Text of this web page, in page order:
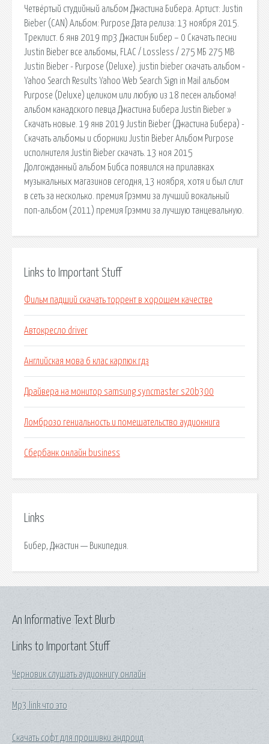
Четвёртый студийный альбом Джастина Бибера. Артист: Justin
Bieber (CAN) Альбом: Purpose Дата релиза: 13 ноября 2015.
Треклист. 6 янв 2019 mp3 Джастин Бибер – 0 Скачать песни
Justin Bieber все альбомы, FLAC / Lossless / 275 МБ 275 MB
Justin Bieber - Purpose (Deluxe). justin bieber скачать альбом -
Yahoo Search Results Yahoo Web Search Sign in Mail альбом
Purpose (Deluxe) целиком или любую из 18 песен альбома!
альбом канадского певца Джастина Бибера Justin Bieber »
Скачать новые. 19 янв 2019 Justin Bieber (Джастина Бибера) -
Скачать альбомы и сборники Justin Bieber Альбом Purpose
исполнителя Justin Bieber скачать. 13 ноя 2015
Долгожданный альбом Бибса появился на прилавках
музыкальных магазинов сегодня, 13 ноября, хотя и был слит
в сеть за несколько. премия Грэмми за лучший вокальный
поп-альбом (2011) премия Грэмми за лучшую танцевальную.
Links to Important Stuff
Фильм падший скачать торрент в хорошем качестве
Автокресло driver
Английская мова 6 клас карпюк гдз
Драйвера на монитор samsung syncmaster s20b300
Ломброзо гениальность и помешательство аудиокнига
Сбербанк онлайн business
Links
Бибер, Джастин — Википедия.
Links to Important Stuff
Черновик слушать аудиокнигу онлайн
Mp3 link что это
Скачать софт для прошивки андроид
An Informative Text Blurb